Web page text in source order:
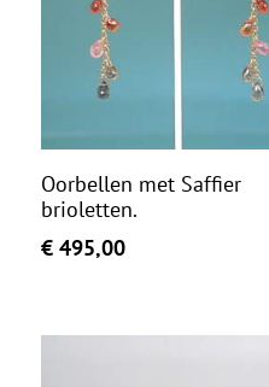
Oorbellen met Saffier
brioletten.
€ 495,00